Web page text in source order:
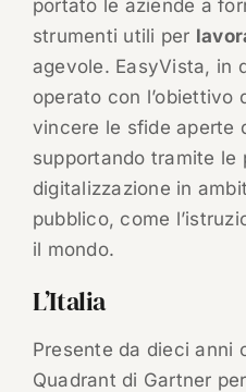
portato le aziende a
strumenti utili per
agevole. EasyVista, in
operato con l’obiettivo
vincere le sfide aperte
supportando tramite le
digitalizzazione in
pubblico, come
il mondo.
L’Italia
Presente da dieci anni
Quadrant di Gartner